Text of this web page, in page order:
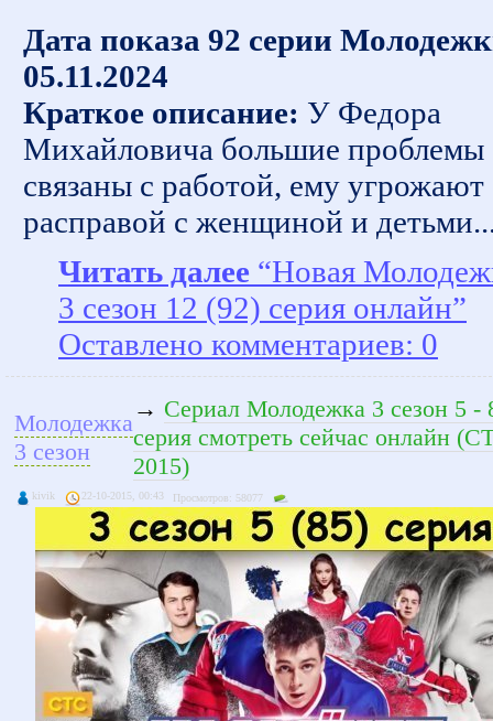
Дата показа 92 серии
05.11.2024
Краткое описание: У Федора
Михайловича большие проблемы
связаны с работой, ему угрожают
расправой с женщиной и
Читать далее “Новая
3 сезон 12 (92) серия онлайн”
Оставлено комментариев: 0
Молодежка
3 сезон
→ Сериал Молодежка 3 сезон 5 -
серия смотреть сейчас онлайн
2015)
kivik 22-10-2015, 00:43 Просмотров: 58077